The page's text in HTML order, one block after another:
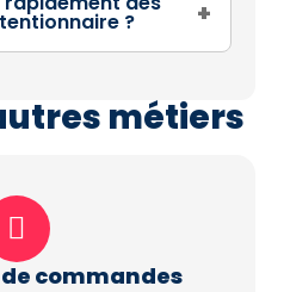
? +
métiers
commandes